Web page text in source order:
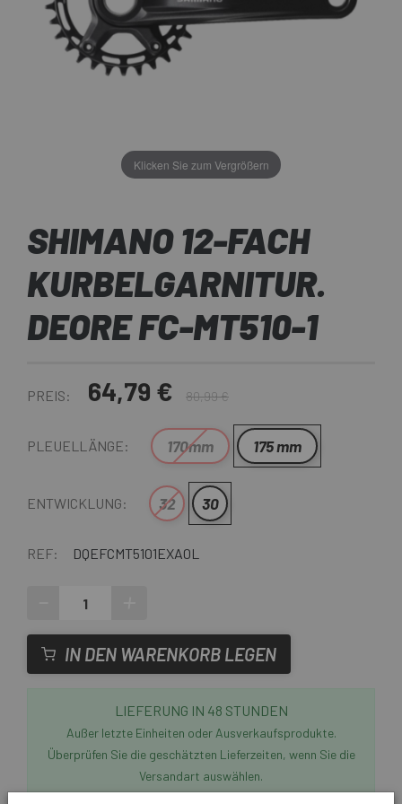
Klicken Sie zum Vergrößern
SHIMANO 12-FACH
KURBELGARNITUR.
DEORE FC-MT510-1
PREIS: 64,79 € 80,99 €
PLEUELLÄNGE: 170mm 175 mm
ENTWICKLUNG: 32 30
REF: DQEFCMT5101EXA0L
IN DEN WARENKORB LEGEN
LIEFERUNG IN 48 STUNDEN
Außer letzte Einheiten oder Ausverkaufsprodukte.
Überprüfen Sie die geschätzten Lieferzeiten, wenn Sie die
Versandart auswählen.